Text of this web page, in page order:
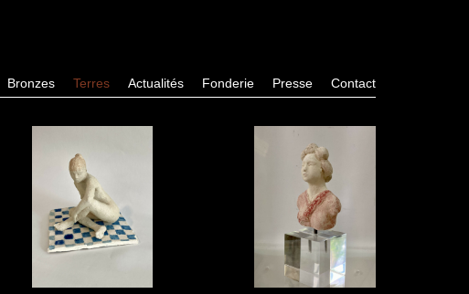
Bronzes Terres Actualités Fonderie Presse Contact